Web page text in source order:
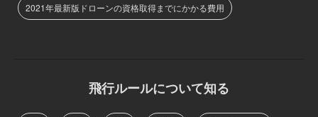
2021年最新版ドローンの資格取得までにかかる費用
飛行ルールについて知る